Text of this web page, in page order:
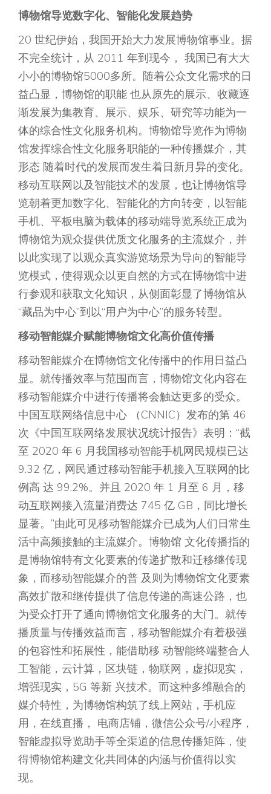
博物馆导览数字化、智能化发展趋势
20 世纪伊始，我国开始大力发展博物馆事业。据
不完全统计，从 2011 年到现今， 我国已有大大
小小的博物馆5000多所。随着公众文化需求的日
益凸显，博物馆的职能 也从原先的展示、收藏逐
渐发展为集教育、展示、娱乐、研究等功能为一
体的综合性文化服务机构。博物馆导览作为博物
馆发挥综合性文化服务职能的一种传播媒介，其
形态 随着时代的发展而发生着日新月异的变化。
移动互联网以及智能技术的发展，也让博物馆导
览朝着更加数字化、智能化的方向转变，以智能
手机、平板电脑为载体的移动端导览系统正成为
博物馆为观众提供优质文化服务的主流媒介，并
以此实现了以观众真实游览场景为导向的智能导
览模式，使得观众以更自然的方式在博物馆中进
行参观和获取文化知识，从侧面彰显了博物馆从
“藏品为中心”到以“用户为中心”的服务转型。
移动智能媒介赋能博物馆文化高价值传播
移动智能媒介在博物馆文化传播中的作用日益凸
显。就传播效率与范围而言，博物馆文化内容在
移动智能媒介中进行传播将会触达更多的受众。
中国互联网络信息中心 （CNNIC）发布的第 46
次《中国互联网络发展状况统计报告》表明：“截
至 2020 年 6 月我国移动智能手机网民规模已达
9.32 亿，网民通过移动智能手机接入互联网的比
例高 达 99.2%。并且 2020 年 1 月至 6 月，移
动互联网接入流量消费达 745 亿 GB，同比增长
显著。”由此可见移动智能媒介已成为人们日常生
活中高频接触的主流媒介。博物馆 文化传播指的
是博物馆特有文化要素的传递扩散和迁移继传现
象，而移动智能媒介的普 及则为博物馆文化要素
高效扩散和继传提供了信息传递的高速公路，也
为受众打开了通向博物馆文化服务的大门。就传
播质量与传播效益而言，移动智能媒介有着极强
的包容性和拓展性，能借助移 动智能终端整合人
工智能，云计算，区块链，物联网，虚拟现实，
增强现实，5G 等新 兴技术。而这种多维融合的
媒介特性，为博物馆构筑了线上网站，手机应
用，在线直播， 电商店铺，微信公众号/小程序，
智能虚拟导览助手等全渠道的信息传播矩阵，使
得博物馆构建文化共同体的内涵与价值得以实
现。